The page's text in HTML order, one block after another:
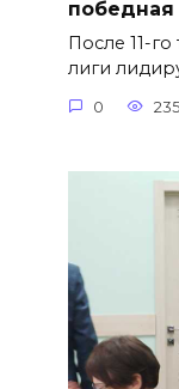
победная
После 11-
лиги
0 235